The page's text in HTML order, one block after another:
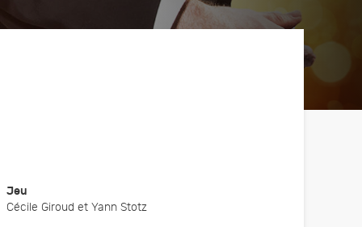
Fête de la courge
Nos partenaires
Jeu
Cécile Giroud et Yann Stotz